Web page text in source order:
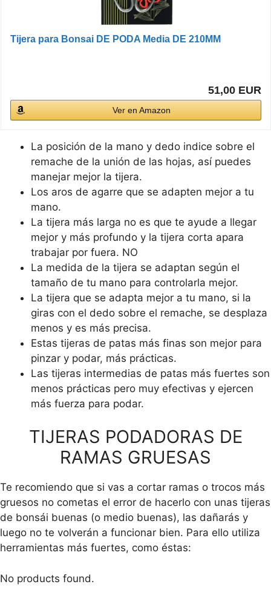
Tijera para Bonsai DE PODA Media DE 210MM
51,00 EUR
Ver en Amazon
La posición de la mano y dedo indice sobre el
remache de la unión de las hojas, así puedes
manejar mejor la tijera.
Los aros de agarre que se adapten mejor a tu
mano.
La tijera más larga no es que te ayude a llegar
mejor y más profundo y la tijera corta apara
trabajar por fuera. NO
La medida de la tijera se adaptan según el
tamaño de tu mano para controlarla mejor.
La tijera que se adapta mejor a tu mano, si la
giras con el dedo sobre el remache, se desplaza
menos y es más precisa.
Estas tijeras de patas más finas son mejor para
pinzar y podar, más prácticas.
Las tijeras intermedias de patas más fuertes son
menos prácticas pero muy efectivas y ejercen
más fuerza para podar.
TIJERAS PODADORAS DE
RAMAS GRUESAS
Te recomiendo que si vas a cortar ramas o trocos más
gruesos no cometas el error de hacerlo con unas tijeras
de bonsái buenas (o medio buenas), las dañarás y
luego no te volverán a funcionar bien. Para ello utiliza
herramientas más fuertes, como éstas:
No products found.